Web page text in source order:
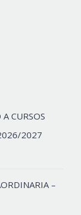
CURSOS
2027
–